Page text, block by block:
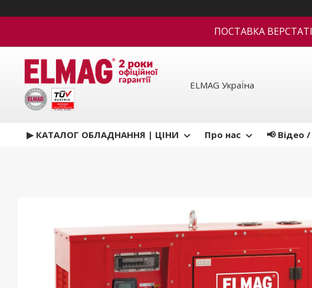
ПОСТАВКА
ELMAG УкраЇна
▶ КАТАЛОГ ОБЛАДНАННЯ | ЦІНИ Про нас 📢 Відео